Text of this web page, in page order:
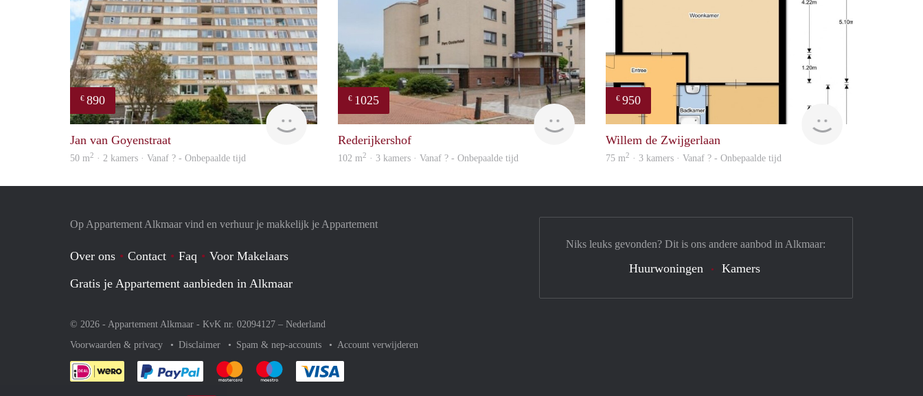
€ 890
finder
Jan van Goyenstraat
50 m2 · 2 kamers · Vanaf ? - Onbepaalde tijd
€ 1025
rent
Rederijkershof
102 m2 · 3 kamers · Vanaf ? - Onbepaalde tijd
€ 950
Willem de Zwijgerlaan
75 m2 · 3 kamers · Vanaf ? - Onbepaalde tijd
Op Appartement Alkmaar vind en verhuur je makkelijk je Appartement
Over ons Contact Faq
Voor Makelaars
Gratis je Appartement aanbieden in Alkmaar
© 2026 - Appartement Alkmaar - KvK nr. 02094127 – Nederland
Voorwaarden & privacy
Disclaimer Spam & nep-accounts Account verwijderen
Je rekent gemakkelijk af met Paypal
Je rekent gemakkelijk af met Mastercard
Je rekent gemakkelijk af met Meastro
Niks leuks gevonden? Dit is ons andere aanbod in Alkmaar:
Huurwoningen Kamers